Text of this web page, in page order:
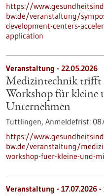
https://
bw.de/veranstaltung/
development-centers-
application
Veranstaltung - 22.05.2026
Medizintechnik trifft
Workshop für kleine
Unternehmen
Tuttlingen, Anmeldefrist:
https://
bw.de/veranstaltung/
workshop-fuer-kleine-und-
Veranstaltung - 17.07.2026 -